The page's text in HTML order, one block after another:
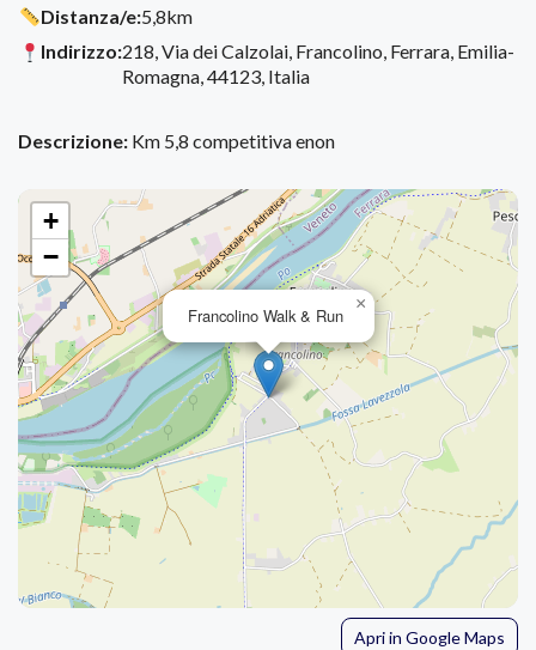
Distanza/e:5,8km
Indirizzo:218, Via dei Calzolai, Francolino, Ferrara, Emilia-
Romagna, 44123, Italia
Descrizione: Km 5,8 competitiva enon
Francolino Walk & Run
×
+
−
Apri in Google Maps